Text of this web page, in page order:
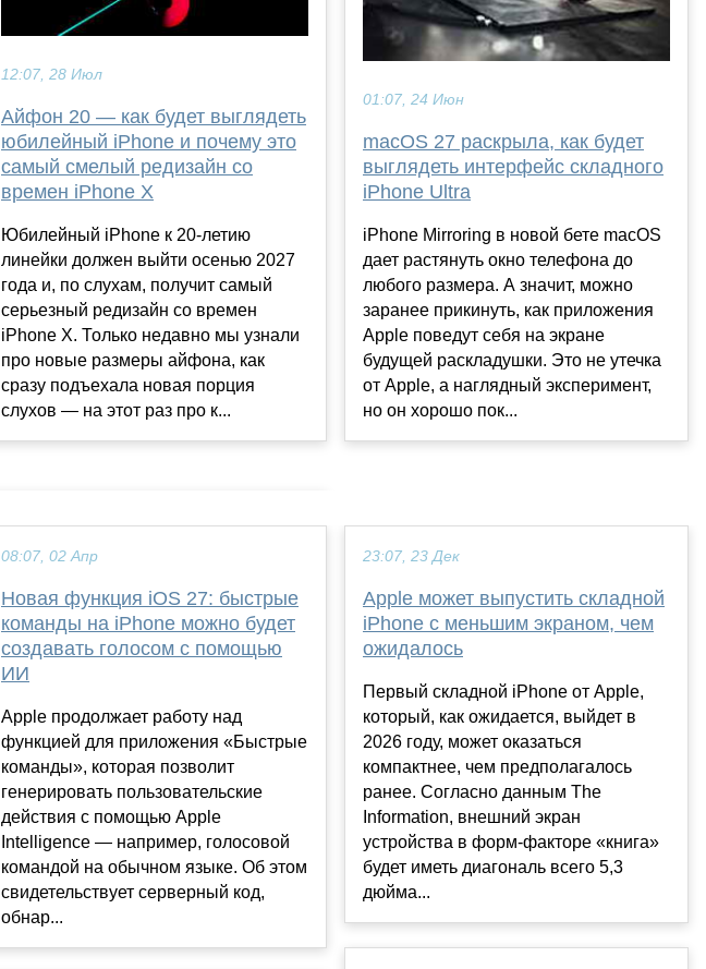
12:07, 28 Июл
Айфон 20 — как будет выглядеть
юбилейный iPhone и почему это
самый смелый редизайн со
времен iPhone X
Юбилейный iPhone к 20-летию
линейки должен выйти осенью 2027
года и, по слухам, получит самый
серьезный редизайн со времен
iPhone X. Только недавно мы узнали
про новые размеры айфона, как
сразу подъехала новая порция
слухов — на этот раз про к...
01:07, 24 Июн
macOS 27 раскрыла, как будет
выглядеть интерфейс складного
iPhone Ultra
iPhone Mirroring в новой бете macOS
дает растянуть окно телефона до
любого размера. А значит, можно
заранее прикинуть, как приложения
Apple поведут себя на экране
будущей раскладушки. Это не утечка
от Apple, а наглядный эксперимент,
но он хорошо пок...
08:07, 02 Апр
Новая функция iOS 27: быстрые
команды на iPhone можно будет
создавать голосом с помощью
ИИ
Apple продолжает работу над
функцией для приложения «Быстрые
команды», которая позволит
генерировать пользовательские
действия с помощью Apple
Intelligence — например, голосовой
командой на обычном языке. Об этом
свидетельствует серверный код,
обнар...
23:07, 23 Дек
Apple может выпустить складной
iPhone с меньшим экраном, чем
ожидалось
Первый складной iPhone от Apple,
который, как ожидается, выйдет в
2026 году, может оказаться
компактнее, чем предполагалось
ранее. Согласно данным The
Information, внешний экран
устройства в форм-факторе «книга»
будет иметь диагональ всего 5,3
дюйма...